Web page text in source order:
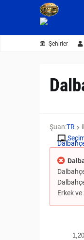
Şehirler
Şuan:TR
Erkek ve